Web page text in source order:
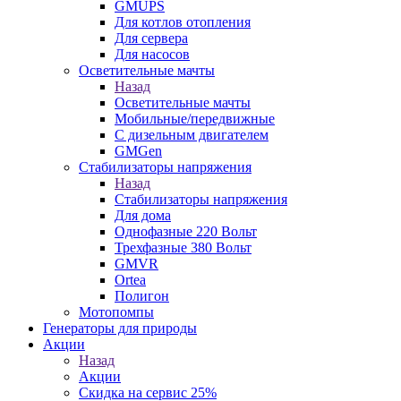
GMUPS
Для котлов отопления
Для сервера
Для насосов
Осветительные мачты
Назад
Осветительные мачты
Мобильные/передвижные
С дизельным двигателем
GMGen
Стабилизаторы напряжения
Назад
Стабилизаторы напряжения
Для дома
Однофазные 220 Вольт
Трехфазные 380 Вольт
GMVR
Ortea
Полигон
Мотопомпы
Генераторы для природы
Акции
Назад
Акции
Скидка на сервис 25%